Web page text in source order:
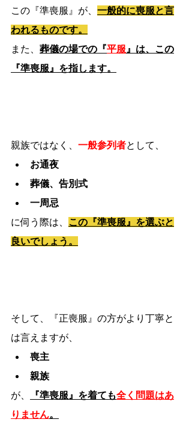
この『準喪服』が、 一般的に喪服と言
われるものです。
また、 葬儀の場での『平服 』は、この
『準喪服』を指します。
親族ではなく、 一般参列者として、
お通夜
葬儀、告別式
一周忌
に伺う際は、
この『準喪服』を選ぶと
良いでしょう。
そして、『正喪服』の方がより丁寧と
は言えますが、
喪主
親族
が、
『準喪服』を着ても全く問題はあ
りません。